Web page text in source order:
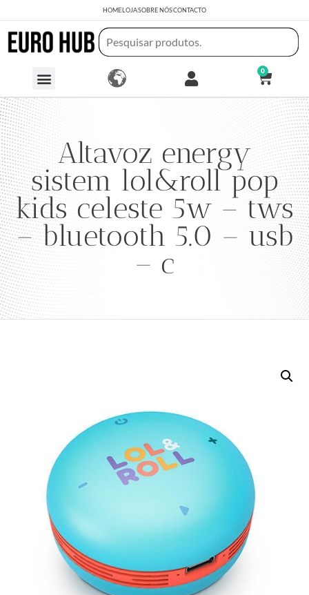
HOMELOJASOBRE NÓSCONTACTO
0
Altavoz energy
sistem lol&roll pop
kids celeste 5w – tws
– bluetooth 5.0 – usb
– c